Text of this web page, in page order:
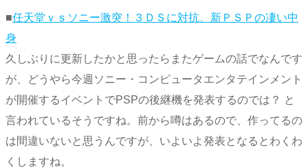
■任天堂ｖｓソニー激突！３ＤＳに対抗、新ＰＳＰの凄い中
身
久しぶりに更新したかと思ったらまたゲームの話でなんです
が、どうやら今週ソニー・コンピュータエンタテインメント
が開催するイベントでPSPの後継機を発表するのでは？ と
言われているそうですね。前から噂はあるので、作ってるの
は間違いないと思うんですが、いよいよ発表となるとわくわ
くしますね。